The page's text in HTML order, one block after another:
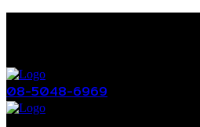
08-5048-6969